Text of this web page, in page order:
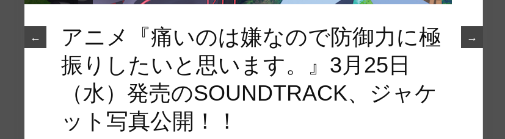
← →
アニメ『痛いのは嫌なので防御力に極
振りしたいと思います。』3月25日
（水）発売のSOUNDTRACK、ジャケ
ット写真公開！！